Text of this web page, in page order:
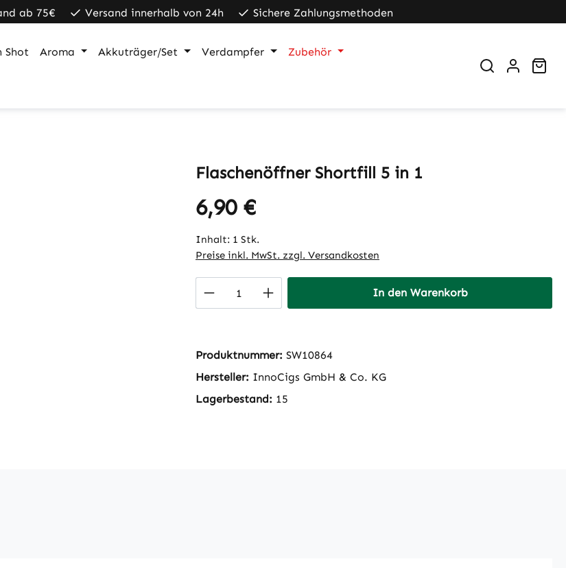
ab 75€ Versand innerhalb von 24h Sichere Zahlungsmethoden
Shot Aroma Akkuträger/Set Verdampfer Zubehör
Flaschenöffner Shortfill 5 in 1
Regulärer Preis:
6,90 €
Inhalt: 1 Stk.
Preise inkl. MwSt. zzgl. Versandkosten
Produkt Anzahl: Gib den gewünschten Wert
In den Warenkorb
Produktnummer: SW10864
Hersteller: InnoCigs GmbH & Co. KG
Lagerbestand: 15